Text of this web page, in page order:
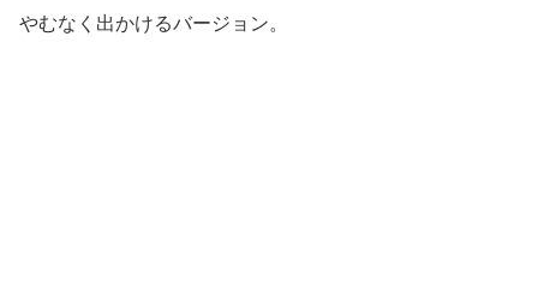
やむなく出かけるバージョン。